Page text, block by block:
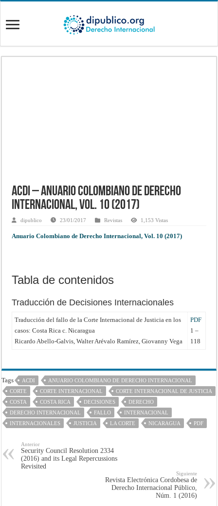
ACDI – Anuario Colombiano de Derecho
Internacional, Vol. 10 (2017)
dipublico 23/01/2017 Revistas 1,153 Vistas
Anuario Colombiano de Derecho Internacional, Vol. 10 (2017)
Tabla de contenidos
Traducción de Decisiones Internacionales
Traducción del fallo de la Corte Internacional de Justicia en los
casos: Costa Rica c. Nicaragua
Ricardo Abello-Galvis, Walter Arévalo Ramírez, Giovanny Vega
PDF
1 –
118
Tags ACDI
ANUARIO COLOMBIANO DE DERECHO INTERNACIONAL
CORTE
CORTE INTERNACIONAL
CORTE INTERNACIONAL DE JUSTICIA
COSTA
COSTA RICA DECISIONES
DERECHO
DERECHO INTERNACIONAL
FALLO
INTERNACIONAL
INTERNACIONALES
JUSTICIA LA CORTE NICARAGUA PDF
Anterior
Security Council Resolution 2334
(2016) and its Legal Repercussions
Revisited
Siguiente
Revista Electrónica Cordobesa de
Derecho Internacional Público,
Núm. 1 (2016)